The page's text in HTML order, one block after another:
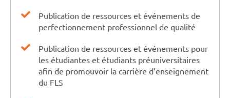
Publication de ressources et événements de
perfectionnement professionnel de qualité
Publication de ressources et événements pour
les étudiantes et étudiants préuniversitaires
afin de promouvoir la carrière d’enseignement
du FLS